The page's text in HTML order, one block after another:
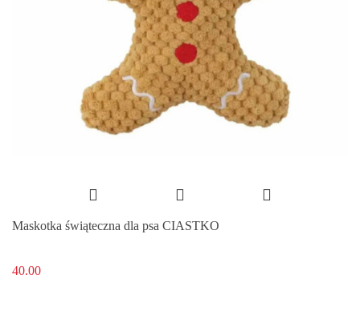
Maskotka świąteczna dla psa CIASTKO
40.00